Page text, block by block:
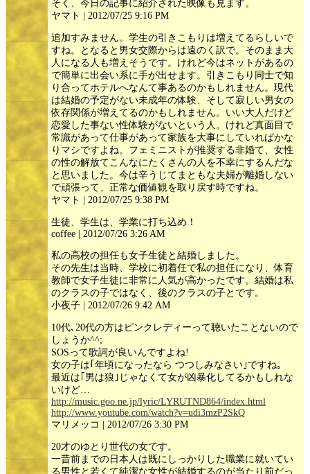
そく、今日の記事に紹介された映像も見ます。
ヤマト | 2012/07/25 9:16 PM
追加すみません。学生の引きこもりは増えてるらしいで
すね。となると男女交際からは遠のく訳で。そのまま大
人になる人も増えそうです。けれど今はネットがあるの
で簡単に出会い系に手が出せます。引きこもり同士で知
り合ってホテルへなんて事あるのかもしれません。現代
は結婚の予定がない未成年の体験、そして寂しい男女の
依存関係が増えてるのかもしれません。いい大人だけど
恋愛した事ない性体験がないという人。けれど真面目で
常識があって仕事があって家族を大事にしていればかな
りマシですよね。フェミニストが推奨する非婚て、女性
の性の解放てこんなにたくさんの人を不幸にするんだな
と思いました。今は辛うじてまともな夫婦が離婚しない
で頑張って、正常な価値観を取り戻す時ですね。
ヤマト | 2012/07/25 9:38 PM
生徒、学生は、学業に打ち込め！
coffee | 2012/07/26 3:26 AM
私の高校の担任も女子生徒と結婚しました。
その先生は当時、学校に初着任で私の担任になり、体育
教師で女子生徒に非常に人気が高かったです。結婚は私
のクラスの子ではなく、後のクラスの子とです。
小夜子 | 2012/07/26 9:42 AM
10代､20代の方はピンクレディーって聴いたことないので
しょうか^^;
SOSって歌詞が良いんですよね!
女の子は｢年頃になったなら つつしみなさい｣ですね｡
最近は｢男は狼｣じゃなくて女が凶暴化してるかもしれな
いけど…
http://music.goo.ne.jp/lyric/LYRUTND864/index.html
http://www.youtube.com/watch?v=udi3mzP2SkQ
マリメッコ | 2012/07/26 3:30 PM
20才のゆとり世代の女です。
一昔前までの日本人は既にしっかりした職業に就いてい
る男性と若くて純潔な女性が結婚するのが当たり前だっ